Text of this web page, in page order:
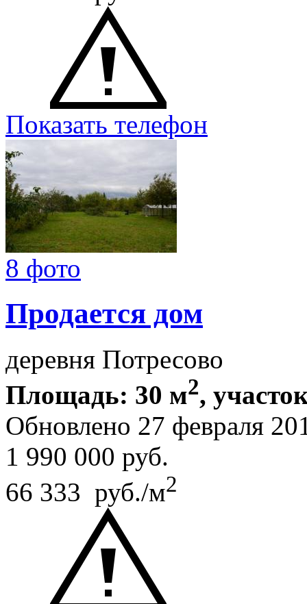
Показать телефон
8 фото
Продается дом
деревня Потресово
Площадь: 30 м2,
Обновлено 27 февраля
1 990 000 руб.
66 333 руб./м2